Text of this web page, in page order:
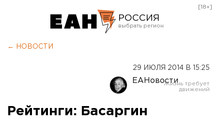
РОССИЯ
Оренбург
[18+]
← НОВОСТИ
29 ИЮЛЯ 2014 В 15:25
ЕАНовости
Рейтинги: Басаргин